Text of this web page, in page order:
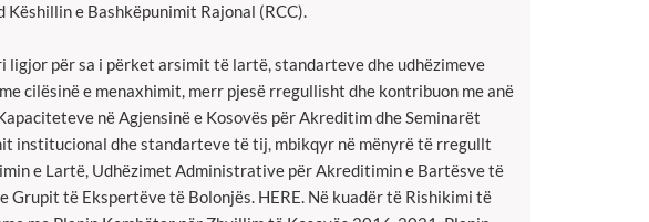
Këshillin e Bashkëpunimit Rajonal (RCC).
ligjor për sa i përket arsimit të lartë, standarteve dhe udhëzimeve
cilësinë e menaxhimit, merr pjesë rregullisht dhe kontribuon me anë
në Agjensinë e Kosovës për Akreditim dhe Seminarët
institucional dhe standarteve të tij, mbikqyr në mënyrë të rregullt
e Lartë, Udhëzimet Administrative për Akreditimin e Bartësve të
të Ekspertëve të Bolonjës. HERE. Në kuadër të Rishikimi të